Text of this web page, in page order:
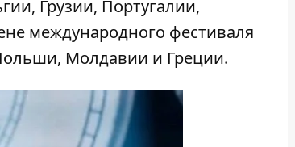
Грузии, Португалии,
международного фестиваля
Молдавии и Греции.